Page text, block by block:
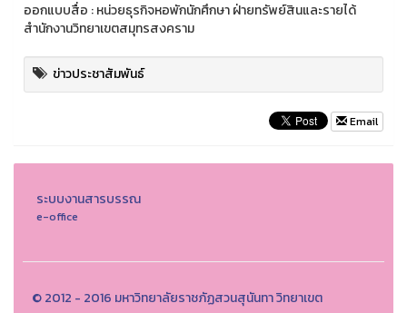
ออกแบบสื่อ : หน่วยธุรกิจหอพักนักศึกษา ฝ่ายทรัพย์สินและรายได้
สำนักงานวิทยาเขตสมุทรสงคราม
ข่าวประชาสัมพันธ์
Email
ระบบงานสารบรรณ
e-office
© 2012 - 2016 มหาวิทยาลัยราชภัฏสวนสุนันทา วิทยาเขต